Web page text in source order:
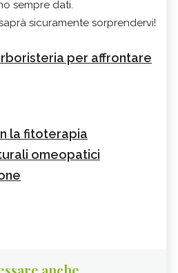
sempre dati.
sicuramente sorprendervi!
per affrontare
la fitoterapia
omeopatici
anche